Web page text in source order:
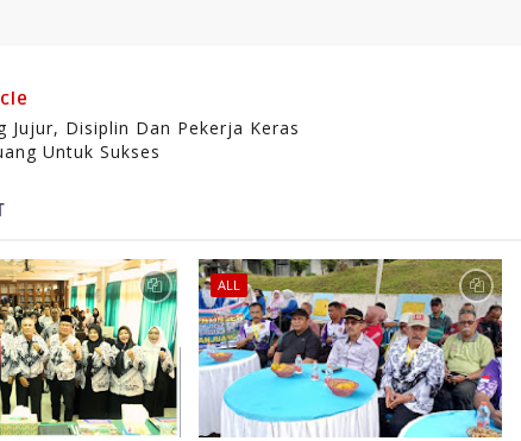
Jujur, Disiplin Dan Pekerja Keras
Untuk Sukses
ALL